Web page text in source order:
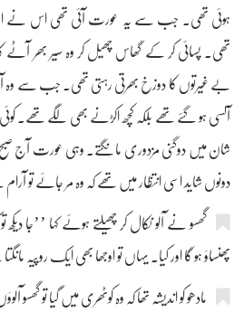
ہوئی تھی۔ جب سے یہ عورت آئی تھی اس نے اس
تھی۔ پسائی کر کے گھاس چھیل کر وہ سیر بھر آٹے
بے غیرتوں کا دوزخ بھرتی رہتی تھی۔ جب سے وہ
آلسی ہو گئے تھے بلکہ کچھ اکڑنے بھی لگے تھے۔
شان میں دوگنی مزدوری مانگتے۔ وہی عورت آج صبح
دونوں شاید اسی انتظار میں تھے کہ وہ مر جائے تو
گھسو نے آلو نکال کر چھیلتے ہوئے کہا ’’جا
پھنساؤ ہو گا اور کیا۔ یہاں تو اوجھا بھی ایک
مادھو کو اندیشہ تھا کہ وہ کوٹھری میں گیا تو